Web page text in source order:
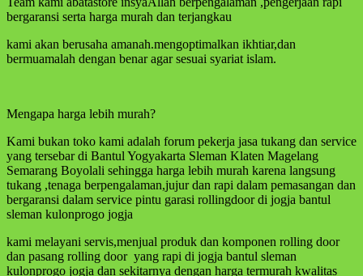
bergaransi serta harga murah dan terjangkau
kami akan berusaha amanah.mengoptimalkan ikhtiar,dan
bermuamalah dengan benar agar sesuai syariat islam.
Mengapa harga lebih murah?
Kami bukan toko kami adalah forum pekerja jasa tukang dan service
yang tersebar di Bantul Yogyakarta Sleman Klaten Magelang
Semarang Boyolali sehingga harga lebih murah karena langsung
tukang ,tenaga berpengalaman,jujur dan rapi dalam pemasangan dan
bergaransi dalam service pintu garasi rollingdoor di jogja bantul
sleman kulonprogo jogja
kami melayani servis,menjual produk dan komponen rolling door
dan pasang rolling door yang rapi di jogja bantul sleman
kulonprogo jogja dan sekitarnya dengan harga termurah kwalitas